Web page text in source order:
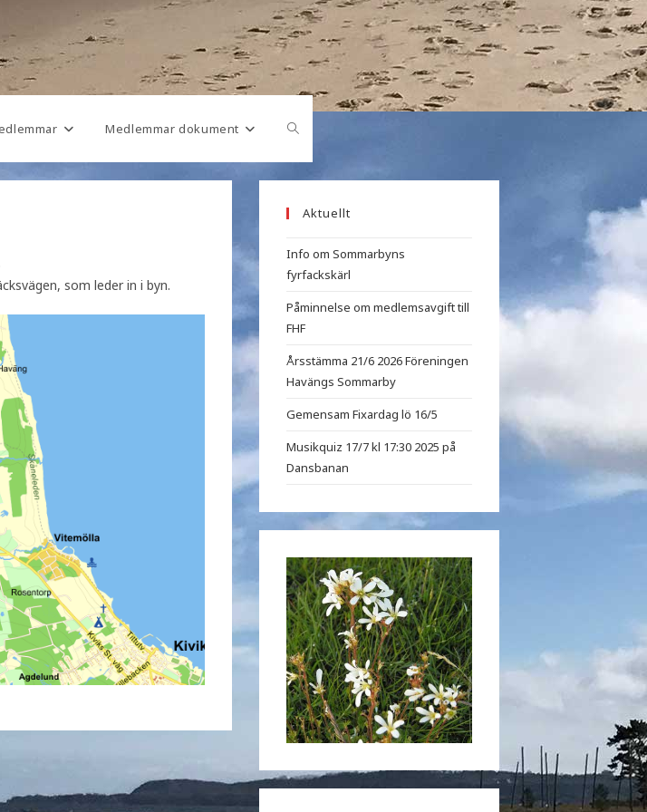
Medlemmar dokument
som leder in i byn.
Aktuellt
Info om Sommarbyns
fyrfackskärl
Påminnelse om medlemsavgift till
FHF
Årsstämma 21/6 2026 Föreningen
Havängs Sommarby
Gemensam Fixardag lö 16/5
Musikquiz 17/7 kl 17:30 2025 på
Dansbanan